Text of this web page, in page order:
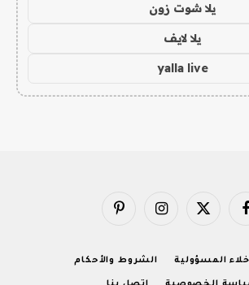
يلا شوت زون
يلا لايف
yalla live
فيسبوك X
الانستغرامبينتيريست
المسؤولية الشروط والأحكام